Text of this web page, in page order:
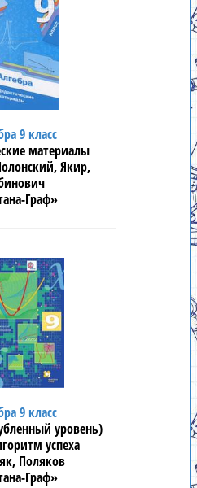
9 класс
материалы
Якир,
Граф»
9 класс
уровень)
успеха
Поляков
Граф»